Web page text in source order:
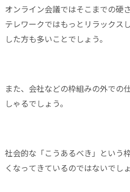
オンライン会議ではそこまでの硬
テレワークではもっとリラックス
した方も多いことでしょう。
また、会社などの枠組みの外での
しゃるでしょう。
社会的な「こうあるべき」という
くなってきているのではないでしょ